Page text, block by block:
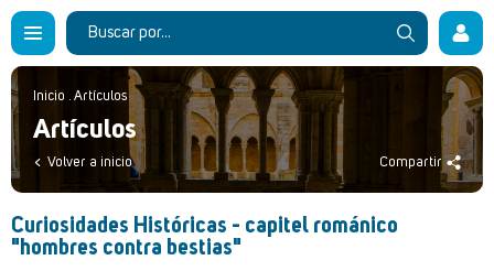
Inicio . Artículos
Artículos
Volver a inicio Compartir
Curiosidades Históricas - capitel románico
"hombres contra bestias"